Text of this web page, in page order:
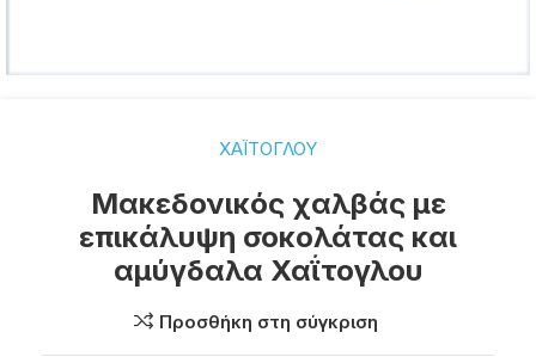
ΧΑΪΤΟΓΛΟΥ
Μακεδονικός χαλβάς με
επικάλυψη σοκολάτας και
αμύγδαλα Χαΐτογλου
Προσθήκη στη σύγκριση